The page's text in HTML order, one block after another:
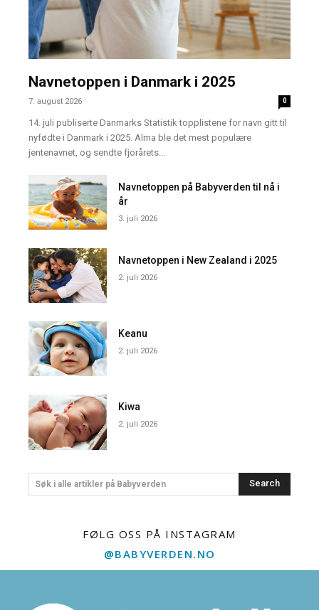
Navnetoppen i Danmark i 2025
7. august 2026 0
14. juli publiserte Danmarks Statistik topplistene for navn gitt til
nyfødte i Danmark i 2025. Alma ble det mest populære
jentenavnet, og sendte fjorårets...
Navnetoppen på Babyverden til nå i
år
3. juli 2026
Navnetoppen i New Zealand i 2025
2. juli 2026
Keanu
2. juli 2026
Kiwa
2. juli 2026
Søk i alle artikler på Babyverden Search
FØLG OSS PÅ INSTAGRAM
@BABYVERDEN.NO